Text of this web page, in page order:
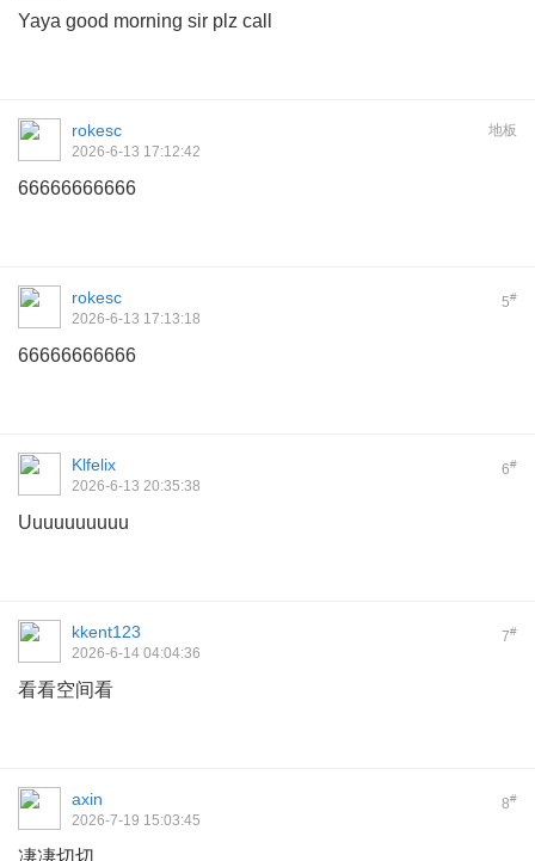
Yaya good morning sir plz call
地板
rokesc
2026-6-13 17:12:42
66666666666
5#
rokesc
2026-6-13 17:13:18
66666666666
6#
Klfelix
2026-6-13 20:35:38
Uuuuuuuuuu
7#
kkent123
2026-6-14 04:04:36
看看空间看
8#
axin
2026-7-19 15:03:45
凄凄切切